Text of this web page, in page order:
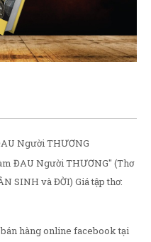
Người THƯƠNG
ĐAU Người THƯƠNG" (Thơ
SINH và ĐỜI) Giá tập thơ:
hàng online facebook tại